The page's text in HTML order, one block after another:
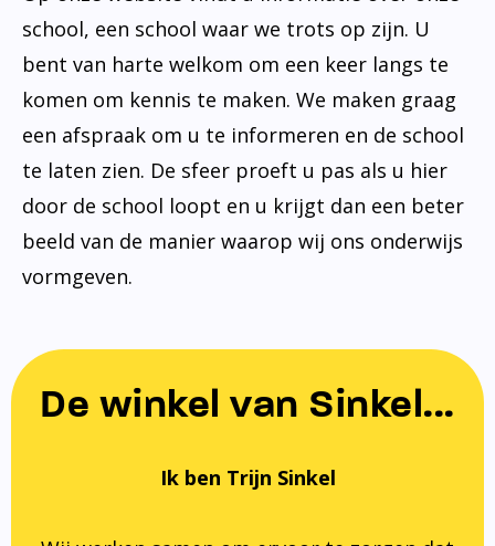
school, een school waar we trots op zijn. U
bent van harte welkom om een keer langs te
komen om kennis te maken. We maken graag
een afspraak om u te informeren en de school
te laten zien. De sfeer proeft u pas als u hier
door de school loopt en u krijgt dan een beter
beeld van de manier waarop wij ons onderwijs
vormgeven.
De winkel van Sinkel...
Ik ben Trijn Sinkel